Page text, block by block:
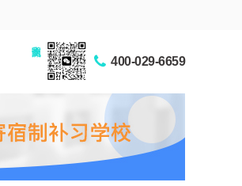
400-029-6659